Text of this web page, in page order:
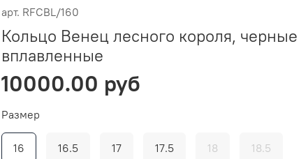
арт. RFСBL/160
Кольцо Венец лесного короля, черные
вплавленные
10000.00 руб
Размер
16 16.5 17 17.5 18 18.5